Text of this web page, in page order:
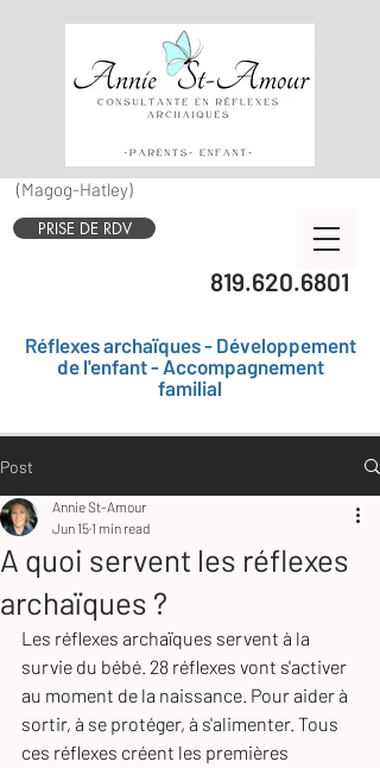
Réflexes archaïques - Développement
de l'enfant - Accompagnement
familial
(Magog-Hatley)
819.620.6801
PRISE DE RDV
Post
A quoi servent les réflexes
archaïques ?
Annie St-Amour
Jun 15 1 min read
Les réflexes archaïques servent à la
survie du bébé. 28 réflexes vont s'activer
au moment de la naissance. Pour aider à
sortir, à se protéger, à s'alimenter. Tous
ces réflexes créent les premières